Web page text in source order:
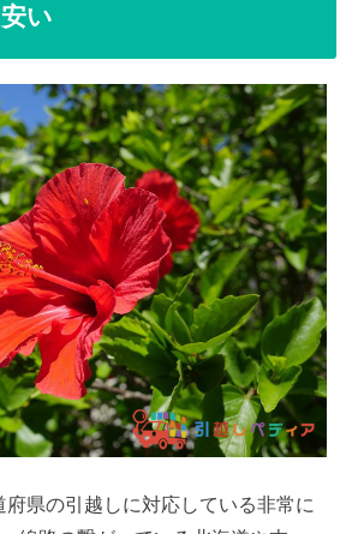
い
県の引越しに対応している非常に